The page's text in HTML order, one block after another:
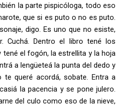
la parte pispicóloga, todo eso
que si es puto o no es puto.
digo. Es uno que no esiste,
Cuchá. Dentro el libro tené los
el fogón, la estrellita y la hoja
a lengüeteá la punta del dedo y
queré acordá, sobate. Entra a
la pacencia y se pone julero.
del culo como eso de la nieve,